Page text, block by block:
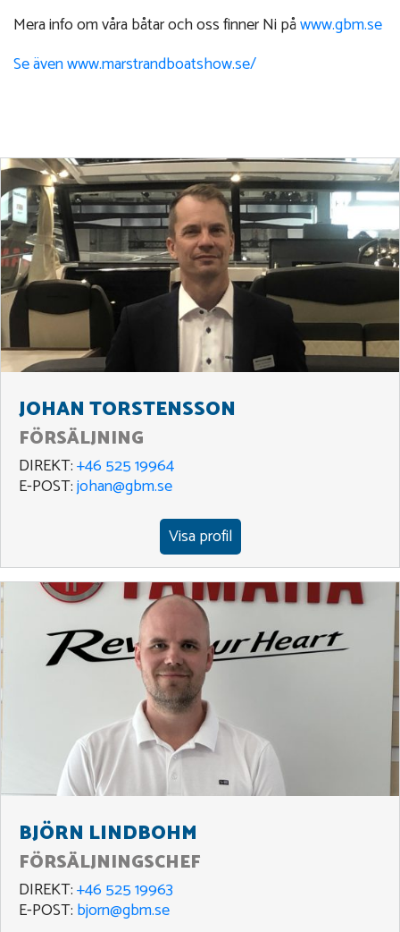
Mera info om våra båtar och oss finner Ni påwww.gbm.se
Se även www.marstrandboatshow.se/
JOHAN TORSTENSSON
FÖRSÄLJNING
DIREKT:+46 525 19964
E-POST:johan@gbm.se
Visa profil
BJÖRN LINDBOHM
FÖRSÄLJNINGSCHEF
DIREKT:+46 525 19963
E-POST: bjorn@gbm.se